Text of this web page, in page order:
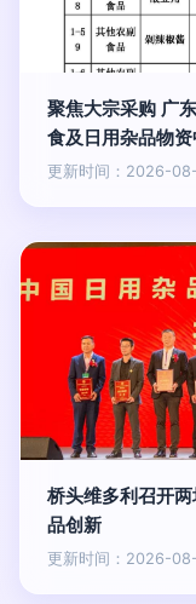
聚焦大宗采购 广
食及日用杂品物
更新时间：2026-
桥头维多利召开
品创新
更新时间：2026-